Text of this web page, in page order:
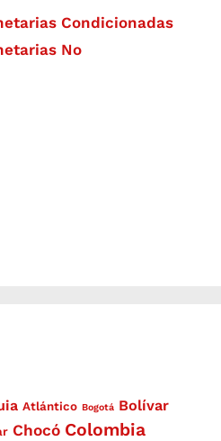
Condicionadas
No
Atlántico Bogotá Bolívar
Chocó Colombia